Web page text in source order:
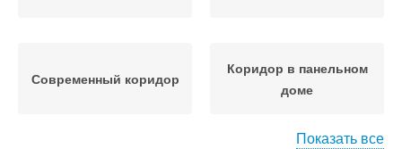
Современный коридор
Коридор в панельном
доме
Показать все